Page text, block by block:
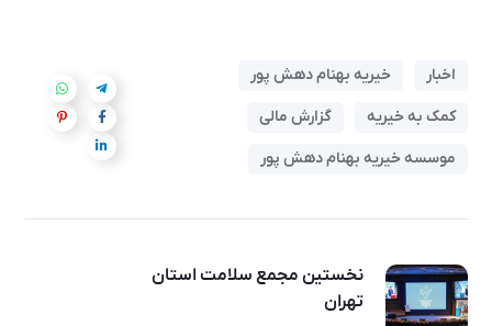
اخبار
خیریه بهنام دهش پور
کمک به خیریه
گزارش مالی
موسسه خیریه بهنام دهش پور
نخستین مجمع سلامت استان
تهران